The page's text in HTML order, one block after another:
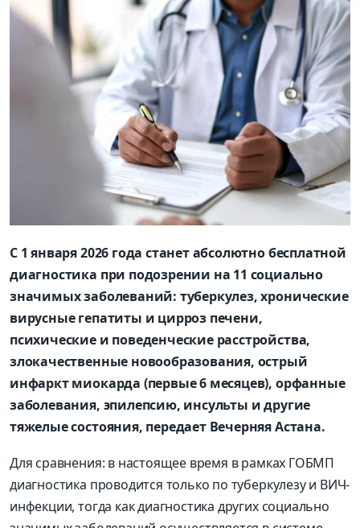
С 1 января 2026 года станет абсолютно бесплатной
диагностика при подозрении на 11 социально
значимых заболеваний: туберкулез, хронические
вирусные гепатиты и цирроз печени,
психические и поведенческие расстройства,
злокачественные новообразования, острый
инфаркт миокарда (первые 6 месяцев), орфанные
заболевания, эпилепсию, инсульты и другие
тяжелые состояния, передает Вечерняя Астана.
Для сравнения: в настоящее время в рамках ГОБМП
диагностика проводится только по туберкулезу и ВИЧ-
инфекции, тогда как диагностика других социально